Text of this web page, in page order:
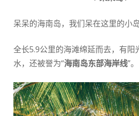
呆呆的海南岛，我们呆在这里的小岛
全长5.9公里的海滩绵延而去，有阳
水，还被誉为“海南岛东部海岸线”。